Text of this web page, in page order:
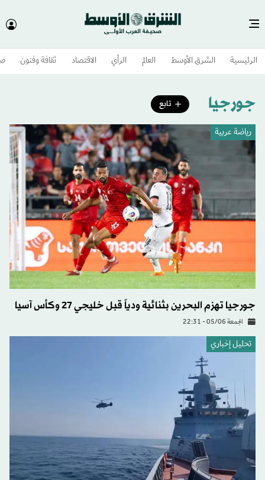
الرئيسية الشرق الأوسط​ العالم الرأي الاقتصاد ثقافة وفنون
جورجيا تابع
رياضة عربية
جورجيا تهزم البحرين بثنائية ودياً قبل خليجي 27 وكأس آسيا
الجمعة 05/06 - 22:31
تحليل إخباري